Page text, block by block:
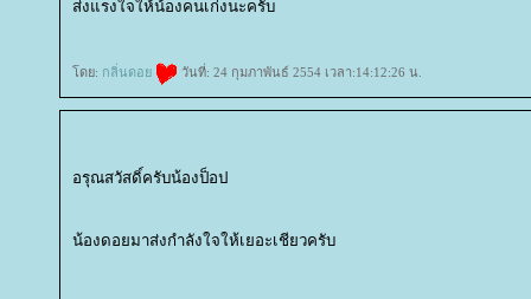
ส่งแรงใจให้น้องคนเก่งนะครับ
ดย: กลิ่นดอ วันที่: 24 กุมภาพันธ์ 2554 เวลา:14:12:26 น.
อรุณสวัสดิ์ครับน้องป็อป
น้องดอยมาส่งกำลังใจให้เยอะเชียวครับ